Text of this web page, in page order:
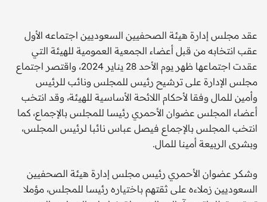
عقد مجلس إدارة هيئة الصحفيين السعوديين اجتماعه الأول
عقب انتخابه من قبل أعضاء الجمعية العمومية للهيئة التي
عقدت اجتماعها ظهر يوم الأحد 28 يناير 2024، واقتصر اجتماع
مجلس الإدارة على ترشيح رئيس للمجلس ونائب للرئيس
وأمين للمال وفقا لأحكام اللائحة الأساسية للهيئة، وقد انتخب
أعضاء المجلس عضوان الأحمري رئيسا للمجلس بالإجماع، كما
انتخب المجلس بالإجماع فيصل عباس نائبا لرئيس المجلس،
وبشرى الربيعة أمينا للمال.
وشكر عضوان الأحمري رئيس مجلس إدارة هيئة الصحفيين
السعوديين زملاءه على ثقتهم باختياره رئيسا للمجلس، مؤملا